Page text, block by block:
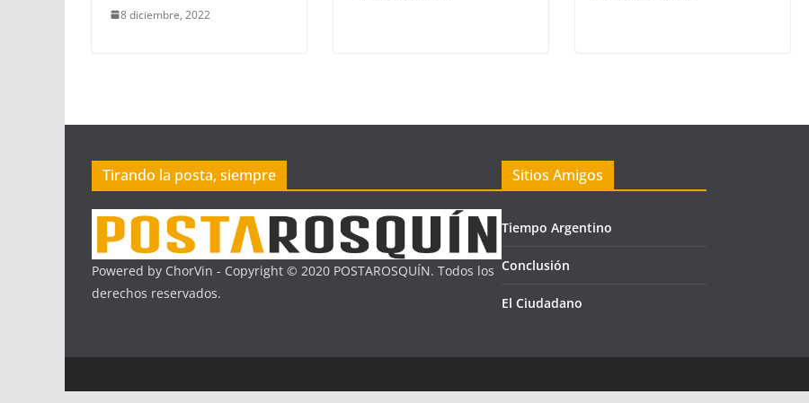
8 diciembre, 2022
Tirando la posta, siempre
Powered by ChorVin - Copyright © 2020 POSTAROSQUÍN. Todos los
derechos reservados.
Sitios Amigos
Tiempo Argentino
Conclusión
El Ciudadano